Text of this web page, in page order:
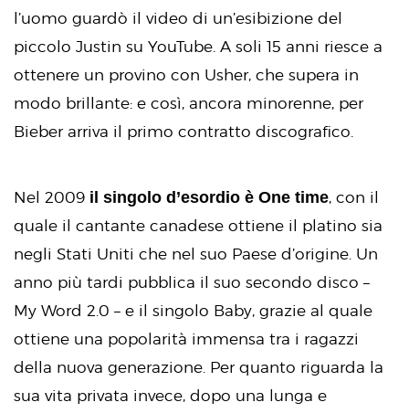
l’uomo guardò il video di un’esibizione del
piccolo Justin su YouTube. A soli 15 anni riesce a
ottenere un provino con Usher, che supera in
modo brillante: e così, ancora minorenne, per
Bieber arriva il primo contratto discografico.
Nel 2009 il singolo d’esordio è One time, con il
quale il cantante canadese ottiene il platino sia
negli Stati Uniti che nel suo Paese d’origine. Un
anno più tardi pubblica il suo secondo disco –
My Word 2.0 – e il singolo Baby, grazie al quale
ottiene una popolarità immensa tra i ragazzi
della nuova generazione. Per quanto riguarda la
sua vita privata invece, dopo una lunga e